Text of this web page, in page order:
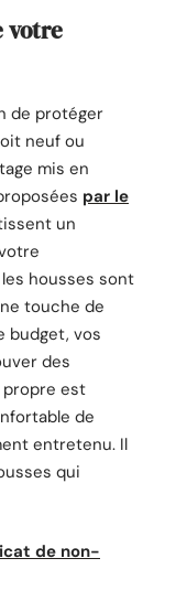
votre
de protéger
neuf ou
mis en
par le
un
housses sont
touche de
budget, vos
des
propre est
de
entretenu. Il
qui
de non-